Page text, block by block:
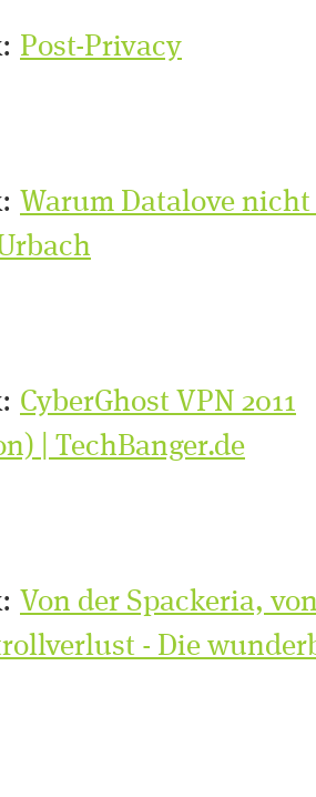
Post-Privacy
Warum Datalove
CyberGhost VPN 2011
| TechBanger.de
Von der Spackeria,
- Die